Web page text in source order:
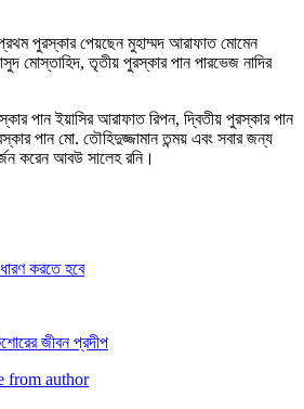
প্রথম পুরস্কার পেয়ছেন মুহাম্মদ আরাফাত মোমেন
মোস্তাহিদ, তৃতীয় পুরস্কার পান পারভেজ নাদির
পান ইয়াসির আরাফাত রিপন, দ্বিতীয় পুরস্কার পান
পান মো. তৌহিদুজ্জামান তন্ময় এবং সবার জন্য
করেন আবউ সালেহ রনি।
করতে হবে
জীবন প্রদীপ
from author